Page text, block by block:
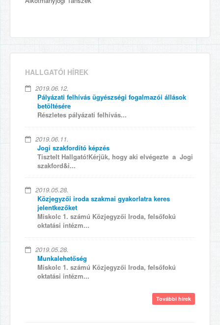
HALLGATÓI HÍREK
2019.06.12.
Pályázati felhívás ügyészségi fogalmazói állások
betöltésére
Részletes pályázati felhívás...
2019.06.11.
Jogi szakfordító képzés
Tisztelt Hallgató!Kérjük, hogy aki elvégezte a Jogi
szakford&i...
2019.05.28.
Közjegyzői iroda szakmai gyakorlatra keres
jelentkezőket
Miskolc 1. számú Közjegyzői Iroda, felsőfokú
oktatási intézm...
2019.05.28.
Munkalehetőség
Miskolc 1. számú Közjegyzői Iroda, felsőfokú
oktatási intézm...
További hírek